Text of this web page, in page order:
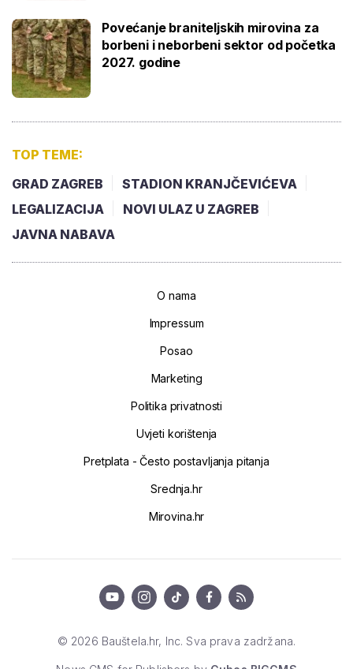
Povećanje braniteljskih mirovina za
borbeni i neborbeni sektor od početka
2027. godine
TOP TEME:
GRAD ZAGREB
STADION KRANJČEVIĆEVA
LEGALIZACIJA
NOVI ULAZ U ZAGREB
JAVNA NABAVA
O nama
Impressum
Posao
Marketing
Politika privatnosti
Uvjeti korištenja
Pretplata - Često postavljanja pitanja
Srednja.hr
Mirovina.hr
© 2026 Bauštela.hr, Inc. Sva prava zadržana.